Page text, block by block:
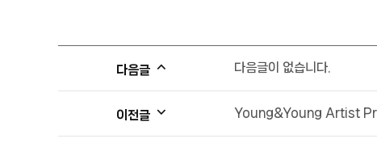
다음글 다음글이 없습니다.
이전글 Young&Young Artist